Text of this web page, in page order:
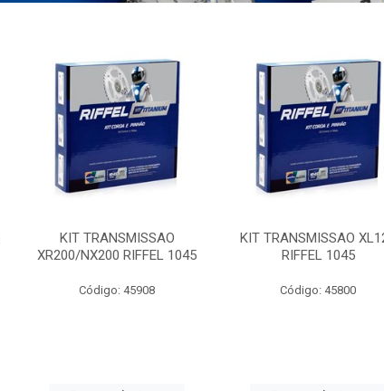
KIT TRANSMISSAO
XR200/NX200 RIFFEL 1045
Código: 45908
KIT TRANSMISSAO
RIFFEL 1045
Código: 45800